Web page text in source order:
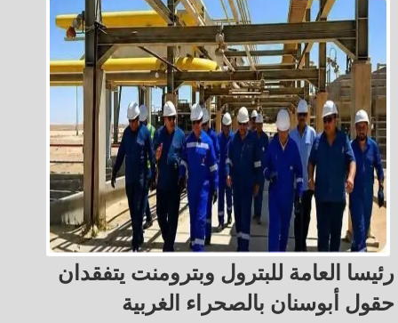
رئيسا العامة للبترول وبترومنت يتفقدان
حقول أبوسنان بالصحراء الغربية